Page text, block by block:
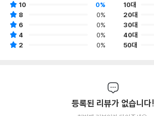
10
0%
8
0%
6
0%
4
0%
2
0%
10대
20대
30대
40대
50대
등록된 리뷰가 없습니다!